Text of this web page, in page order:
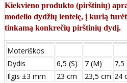
Kiekvieno produkto (pirštinių)
modelio dydžių lentelę, į kurią
tinkamą konkrečių pirštinių dydį.
Moteriškos
Dydis
6,5 (S) 7 (M) 7,5
Ilgis ±3 mm
23 cm 23,5 cm 24